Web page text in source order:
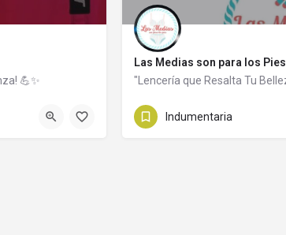
💪✨
Las Medias son para los Pies
11 5561-8360
Indumentaria